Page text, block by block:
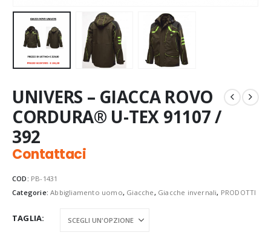
UNIVERS – GIACCA ROVO
CORDURA® U-TEX 91107 /
392
Contattaci
COD: PB-1431
Categorie:Abbigliamento uomo, Giacche, Giacche invernali, PRODOTTI
TAGLIA